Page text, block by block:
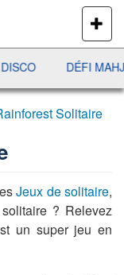
PLUS
DE
JEUX
DÉFI
Solitaire
Jeux de solitaire,
? Relevez
un super jeu en